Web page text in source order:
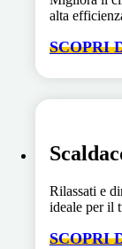
alta
SCOPRI
Rilassati e
ideale per il
SCOPRI